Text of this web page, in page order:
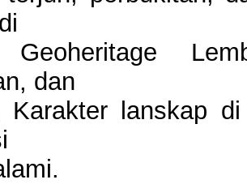
Geoheritage
dan
Karakter lanskap